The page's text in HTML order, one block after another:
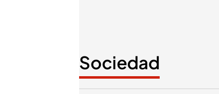
Sociedad